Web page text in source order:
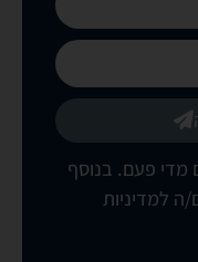
מדי פעם. בנוסף
ה למדיניות